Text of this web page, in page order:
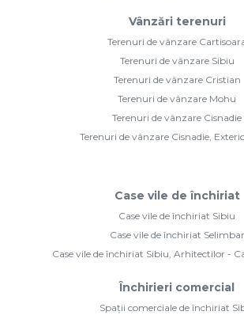
Vânzări terenuri
Terenuri de vânzare
Terenuri de vânzare Sibiu
Terenuri de vânzare Cristian
Terenuri de vânzare Mohu
Terenuri de vânzare Cisnadie
Terenuri de vânzare Cisnadie,
Case vile de închiriat
Case vile de închiriat Sibiu
Case vile de închiriat Selimbar
Case vile de închiriat Sibiu, Arhitectilor -
Închirieri comercial
Spații comerciale de închiriat